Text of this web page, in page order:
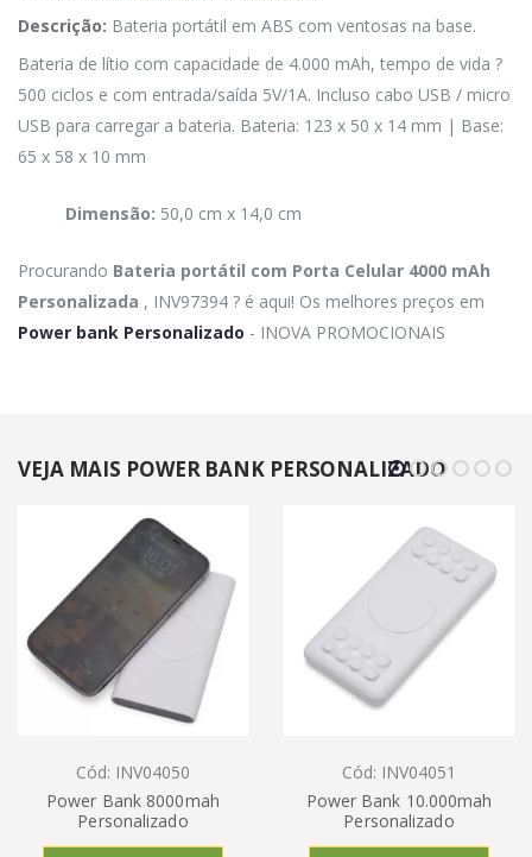
Descrição: Bateria portátil em ABS com ventosas na base.
Bateria de lítio com capacidade de 4.000 mAh, tempo de vida ?
500 ciclos e com entrada/saída 5V/1A. Incluso cabo USB / micro
USB para carregar a bateria. Bateria: 123 x 50 x 14 mm | Base:
65 x 58 x 10 mm
Dimensão: 50,0 cm x 14,0 cm
Procurando Bateria portátil com Porta Celular 4000 mAh
Personalizada , INV97394 ? é aqui! Os melhores preços em
Power bank Personalizado - INOVA PROMOCIONAIS
VEJA MAIS POWER BANK PERSONALIZADO
Cód: INV04050
Power Bank 8000mah
Personalizado
Cód: INV04051
Power Bank 10.000mah
Personalizado